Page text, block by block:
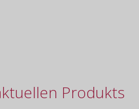
Produkts